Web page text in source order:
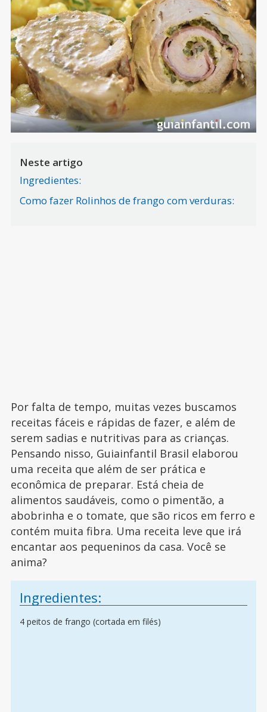
Neste artigo
Ingredientes:
Como fazer Rolinhos de frango com verduras:
Por falta de tempo, muitas vezes buscamos
receitas fáceis e rápidas de fazer, e além de
serem sadias e nutritivas para as crianças.
Pensando nisso, Guiainfantil Brasil elaborou
uma receita que além de ser prática e
econômica de preparar. Está cheia de
alimentos saudáveis, como o pimentão, a
abobrinha e o tomate, que são ricos em ferro e
contém muita fibra. Uma receita leve que irá
encantar aos pequeninos da casa. Você se
anima?
Ingredientes:
4 peitos de frango (cortada em filés)